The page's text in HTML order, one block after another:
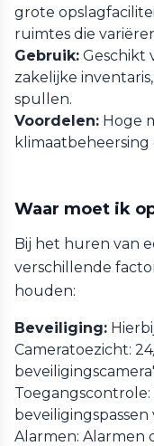
grote
ruimtes die
Gebruik: Geschikt
zakelijke
spullen.
Voordelen: Hoge
Waar moet ik
Bij het huren van
verschillende
houden:
Beveiliging:
Cameratoezicht:
Alarmen: Alarmen